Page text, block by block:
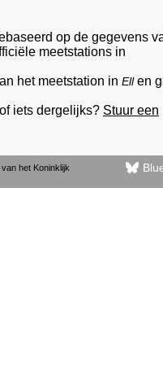
op de gegevens
meetstations in
het meetstation in Ellen
iets dergelijks? Stuur een
het Koninklijk